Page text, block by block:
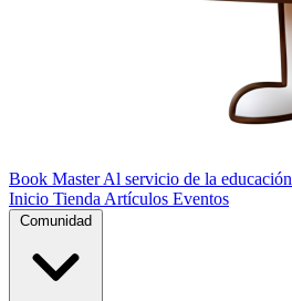
Book Master Al servicio de la educación
Inicio Tienda Artículos Eventos
Comunidad